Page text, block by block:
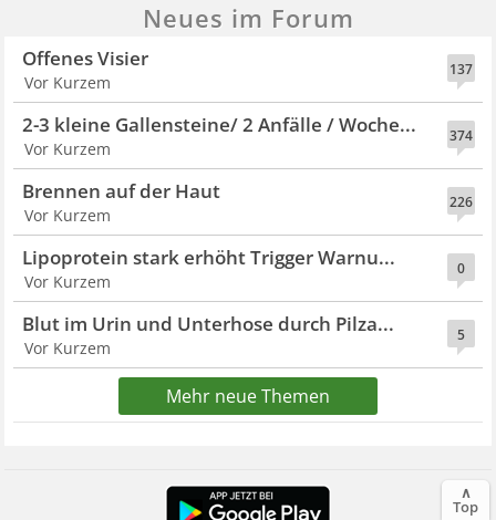
Neues im Forum
137
Offenes Visier
Vor Kurzem
374
2-3 kleine Gallensteine/ 2 Anfälle / Woche...
Vor Kurzem
226
Brennen auf der Haut
Vor Kurzem
0
Lipoprotein stark erhöht Trigger Warnu...
Vor Kurzem
5
Blut im Urin und Unterhose durch Pilza...
Vor Kurzem
Mehr neue Themen
∧
Top